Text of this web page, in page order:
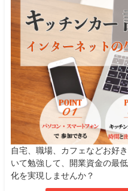
自宅、職場、カフェなどお好
いて勉強して、開業資金の最
化を実現しませんか？